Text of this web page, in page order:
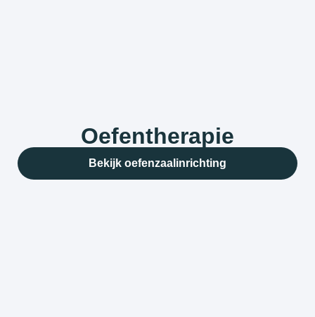
Oefentherapie
Bekijk oefenzaalinrichting